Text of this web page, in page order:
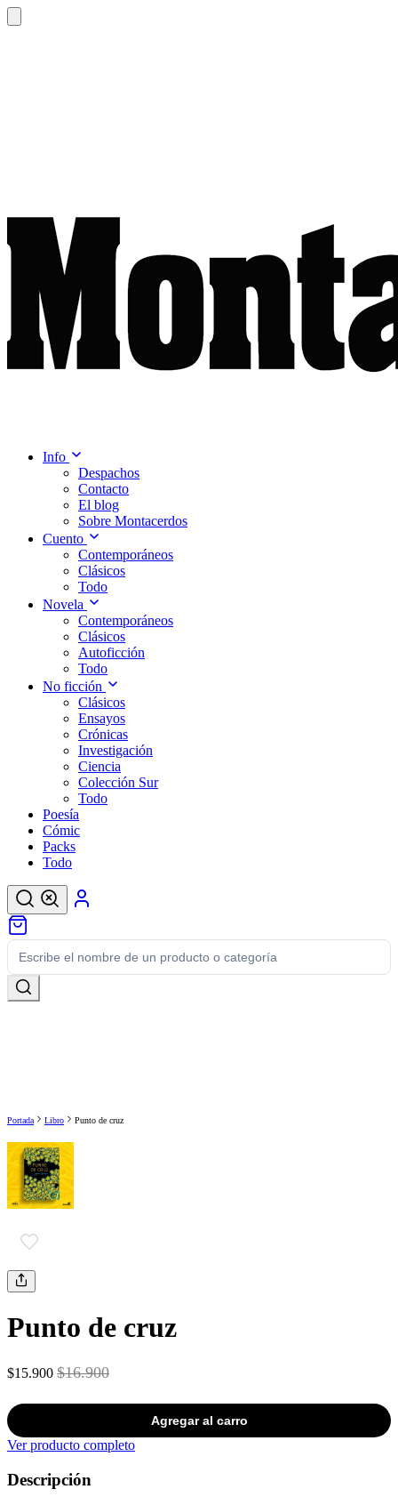
Info
Despachos
Contacto
El blog
Sobre Montacerdos
Cuento
Contemporáneos
Clásicos
Todo
Novela
Contemporáneos
Clásicos
Autoficción
Todo
No ficción
Clásicos
Ensayos
Crónicas
Investigación
Ciencia
Colección Sur
Todo
Poesía
Cómic
Packs
Todo
Portada Libro Punto de cruz
Punto de cruz
$15.900 $16.900
Agregar al carro
Ver producto completo
Descripción